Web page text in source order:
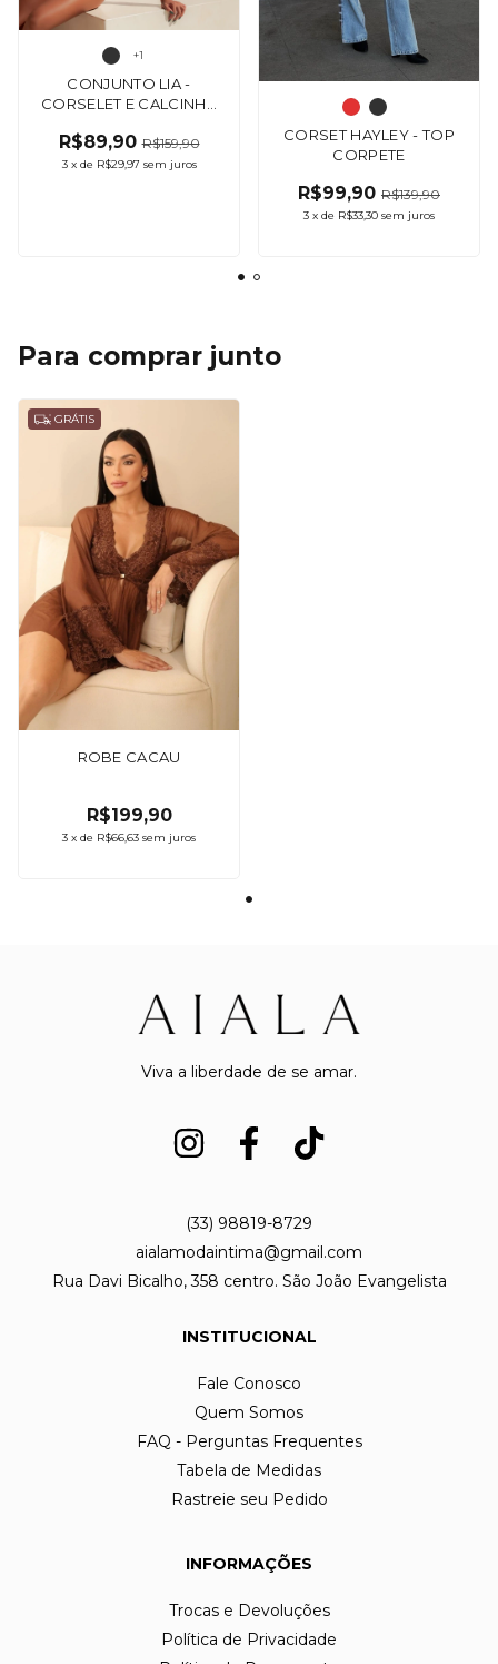
CONJUNTO LIA -
CORSELET E CALCINHA
REGULAGEM - (CÓPIA) -
(CÓPIA)
R$89,90R$159,90
3 x de R$29,97 sem juros
+1
CORSET HAYLEY - TOP
CORPETE
R$99,90 R$139,90
3 x de R$33,30 sem juros
Para comprar junto
GRÁTIS
ROBE CACAU
R$199,90
3 x de R$66,63 sem juros
Viva a liberdade de se amar.
(33) 98819-8729
aialamodaintima@gmail.com
Rua Davi Bicalho, 358 centro. São João Evangelista
INSTITUCIONAL
Fale Conosco
Quem Somos
FAQ - Perguntas Frequentes
Tabela de Medidas
Rastreie seu Pedido
INFORMAÇÕES
Trocas e Devoluções
Política de Privacidade